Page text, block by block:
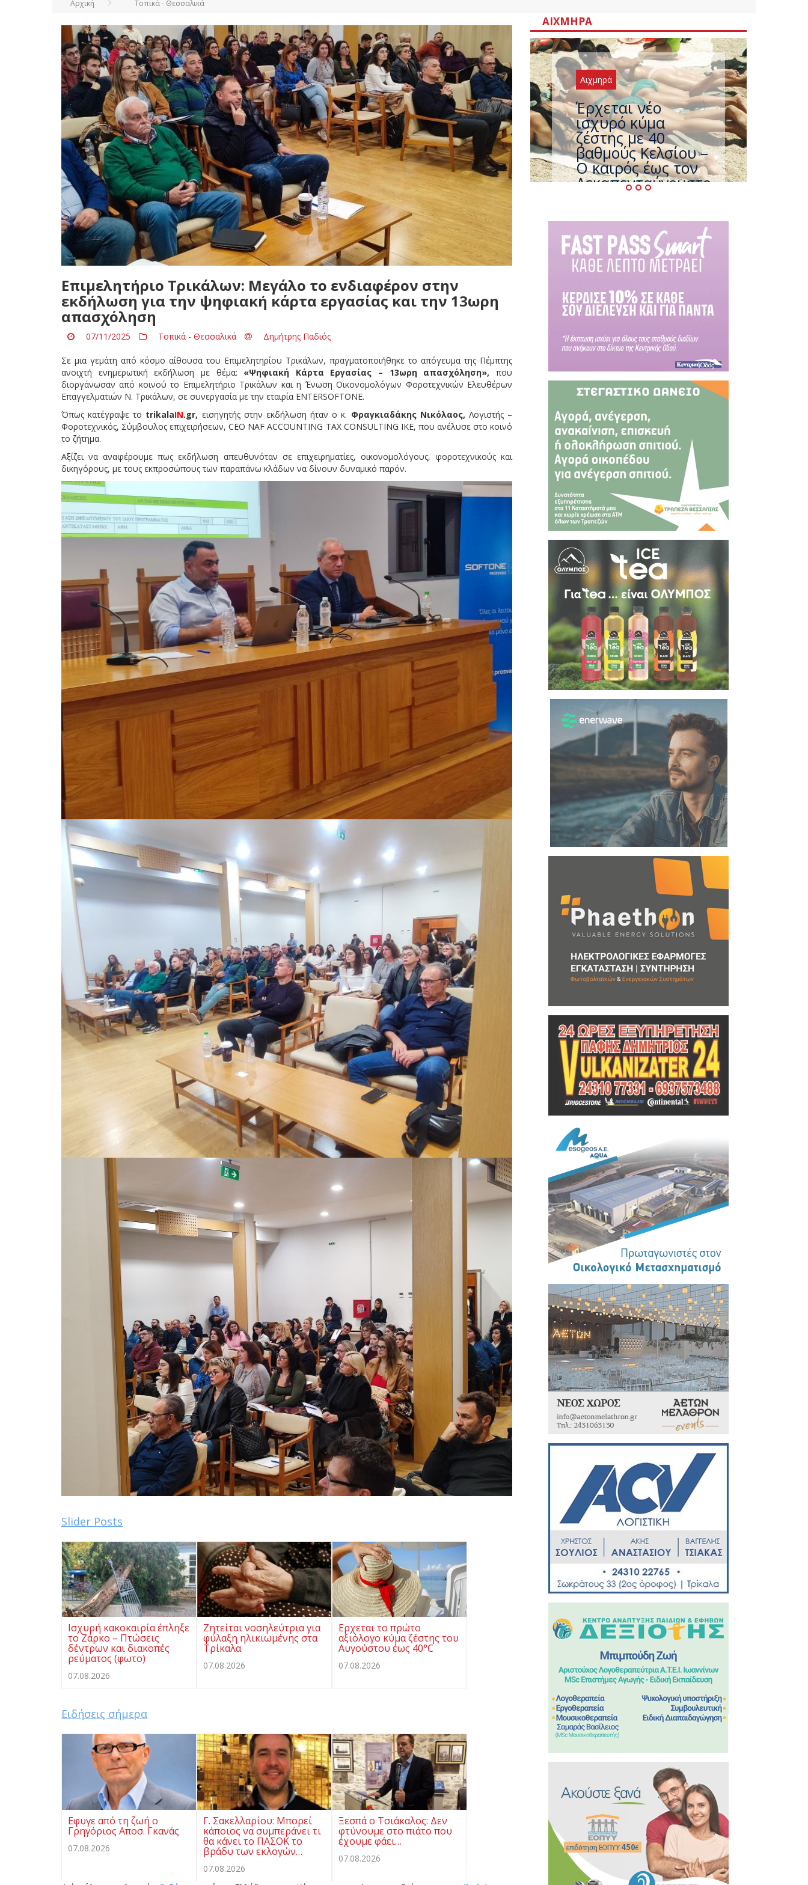
Αρχική Τοπικά - Θεσσαλικά
Επιμελητήριο Τρικάλων: Μεγάλο το ενδιαφέρον στην
εκδήλωση για την ψηφιακή κάρτα εργασίας και την 13ωρη
απασχόληση
07/11/2025 Τοπικά - Θεσσαλικά Δημήτρης Παδιός
Σε μια γεμάτη από κόσμο αίθουσα του Επιμελητηρίου Τρικάλων, πραγματοποιήθηκε το απόγευμα της Πέμπτης
ανοιχτή ενημερωτική εκδήλωση με θέμα: «Ψηφιακή Κάρτα Εργασίας – 13ωρη απασχόληση», που
διοργάνωσαν από κοινού το Επιμελητήριο Τρικάλων και η Ένωση Οικονομολόγων Φοροτεχνικών Ελευθέρων
Επαγγελματιών Ν. Τρικάλων, σε συνεργασία με την εταιρία ENTERSOFTONE.
Όπως κατέγραψε το trikalaIN.gr, εισηγητής στην εκδήλωση ήταν ο κ. Φραγκιαδάκης Νικόλαος, Λογιστής –
Φοροτεχνικός, Σύμβουλος επιχειρήσεων, CEO NAF ACCOUNTING TAX CONSULTING IKE, που ανέλυσε στο κοινό
το ζήτημα.
Αξίζει να αναφέρουμε πως εκδήλωση απευθυνόταν σε επιχειρηματίες, οικονομολόγους, φοροτεχνικούς και
δικηγόρους, με τους εκπροσώπους των παραπάνω κλάδων να δίνουν δυναμικό παρόν.
Slider Posts
Ισχυρή κακοκαιρία έπληξε
το Ζάρκο – Πτώσεις
δέντρων και διακοπές
ρεύματος (φωτο)
07.08.2026
Ζητείται νοσηλεύτρια για
φύλαξη ηλικιωμένης στα
Τρίκαλα
07.08.2026
Ερχεται το πρώτο
αξιόλογο κύμα ζέστης του
Αυγούστου έως 40°C
07.08.2026
Ειδήσεις σήμερα
Eφυγε από τη ζωή ο
Γρηγόριος Αποσ. Γκανάς
07.08.2026
Γ. Σακελλαρίου: Μπορεί
κάποιος να συμπεράνει τι
θα κάνει το ΠΑΣΟΚ το
βράδυ των εκλογών…
07.08.2026
Ξεσπά ο Τσιάκαλος: Δεν
φτύνουμε στο πιάτο που
έχουμε φάει…
07.08.2026
ΑΙΧΜΗΡΆ
Αιχμηρά
Άφαντος ο
Τσίπρας… την ώρα
που η χώρα
καίγεται